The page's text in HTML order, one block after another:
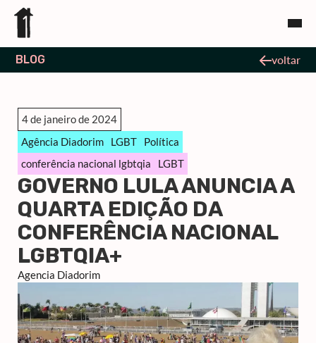
BLOG voltar
4 de janeiro de 2024
Agência Diadorim
LGBT
Política
conferência nacional lgbtqia
LGBT
GOVERNO LULA ANUNCIA A
QUARTA EDIÇÃO DA
CONFERÊNCIA NACIONAL
LGBTQIA+
Agencia Diadorim